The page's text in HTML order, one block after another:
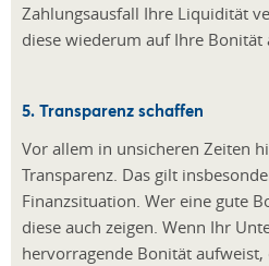
Zahlungsausfall Ihre Liquidität
diese wiederum auf Ihre Bonität
5. Transparenz schaffen
Vor allem in unsicheren Zeiten
Transparenz. Das gilt
Finanzsituation. Wer eine gute
diese auch zeigen. Wenn Ihr
hervorragende Bonität aufweist,